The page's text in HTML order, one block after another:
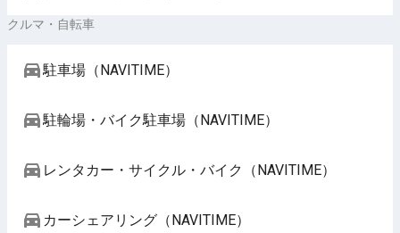
クルマ・自転車
駐車場（NAVITIME）
駐輪場・バイク駐車場（NAVITIME）
レンタカー・サイクル・バイク（NAVITIME）
カーシェアリング（NAVITIME）